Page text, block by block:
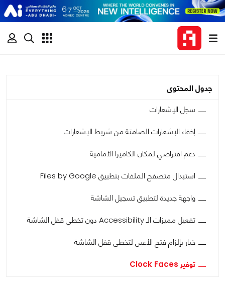
جدول المحتوى
سجل الإشعارات
إخفاء الإشعارات الصامتة من شريط الإشعارات
دعم افتراضي لمكان الكاميرا الأمامية
استبدال متصفح الملفات بتطبيق Files by Google
واجهة جديدة لتطبيق تسجيل الشاشة
تفعيل مميزات الـ Accessibility دون تخطي قفل الشاشة
خيار بإلزام فتح الأعين لتخطي قفل الشاشة
توفير Clock Faces